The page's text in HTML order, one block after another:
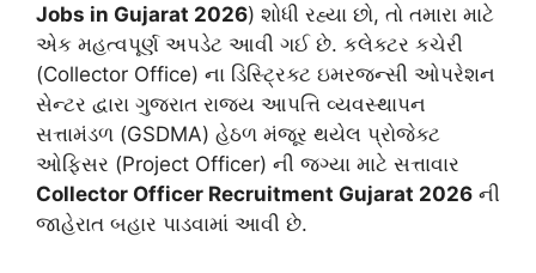
Jobs in Gujarat 2026) શોધી રહ્યા છો, તો તમારા માટે
એક મહત્વપૂર્ણ અપડેટ આવી ગઈ છે. કલેક્ટર કચેરી
(Collector Office) ના ડિસ્ટ્રિક્ટ ઇમરજન્સી ઓપરેશન
સેન્ટર દ્વારા ગુજરાત રાજ્ય આપત્તિ વ્યવસ્થાપન
સત્તામંડળ (GSDMA) હેઠળ મંજૂર થયેલ પ્રોજેક્ટ
ઓફિસર (Project Officer) ની જગ્યા માટે સત્તાવાર
Collector Officer Recruitment Gujarat 2026 ની
જાહેરાત બહાર પાડવામાં આવી છે.